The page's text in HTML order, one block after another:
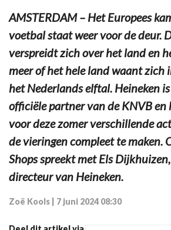
AMSTERDAM – Het Europees
voetbal staat weer voor de deur.
verspreidt zich over het land en
meer of het hele land waant zich
het Nederlands elftal. Heineken
officiële partner van de KNVB en
voor deze zomer verschillende
de vieringen compleet te maken.
Shops spreekt met Els
directeur van Heineken.
Zoë Kools 7 juni 2024 08:30